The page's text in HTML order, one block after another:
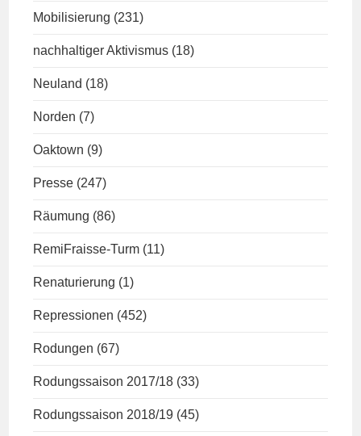
Mobilisierung (231)
nachhaltiger Aktivismus (18)
Neuland (18)
Norden (7)
Oaktown (9)
Presse (247)
Räumung (86)
RemiFraisse-Turm (11)
Renaturierung (1)
Repressionen (452)
Rodungen (67)
Rodungssaison 2017/18 (33)
Rodungssaison 2018/19 (45)